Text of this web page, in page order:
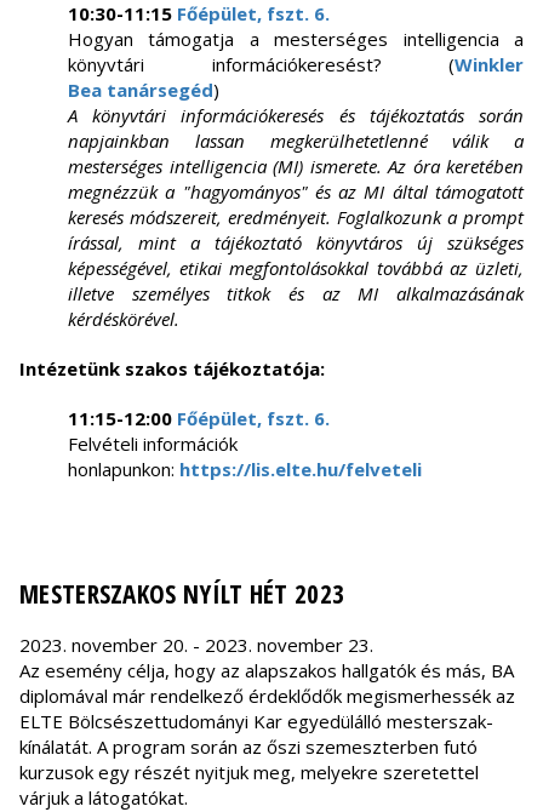
10:30-11:15 Főépület, fszt. 6.
Hogyan támogatja a mesterséges intelligencia a
könyvtári információkeresést? (Winkler
Bea tanársegéd)
A könyvtári információkeresés és tájékoztatás során
napjainkban lassan megkerülhetetlenné válik a
mesterséges intelligencia (MI) ismerete. Az óra keretében
megnézzük a "hagyományos" és az MI által támogatott
keresés módszereit, eredményeit. Foglalkozunk a prompt
írással, mint a tájékoztató könyvtáros új szükséges
képességével, etikai megfontolásokkal továbbá az üzleti,
illetve személyes titkok és az MI alkalmazásának
kérdéskörével.
Intézetünk szakos tájékoztatója:
11:15-12:00 Főépület, fszt. 6.
Felvételi információk
honlapunkon: https://lis.elte.hu/felveteli
MESTERSZAKOS NYÍLT HÉT 2023
2023. november 20. - 2023. november 23.
Az esemény célja, hogy az alapszakos hallgatók és más, BA
diplomával már rendelkező érdeklődők megismerhessék az
ELTE Bölcsészettudományi Kar egyedülálló mesterszak-
kínálatát. A program során az őszi szemeszterben futó
kurzusok egy részét nyitjuk meg, melyekre szeretettel
várjuk a látogatókat.